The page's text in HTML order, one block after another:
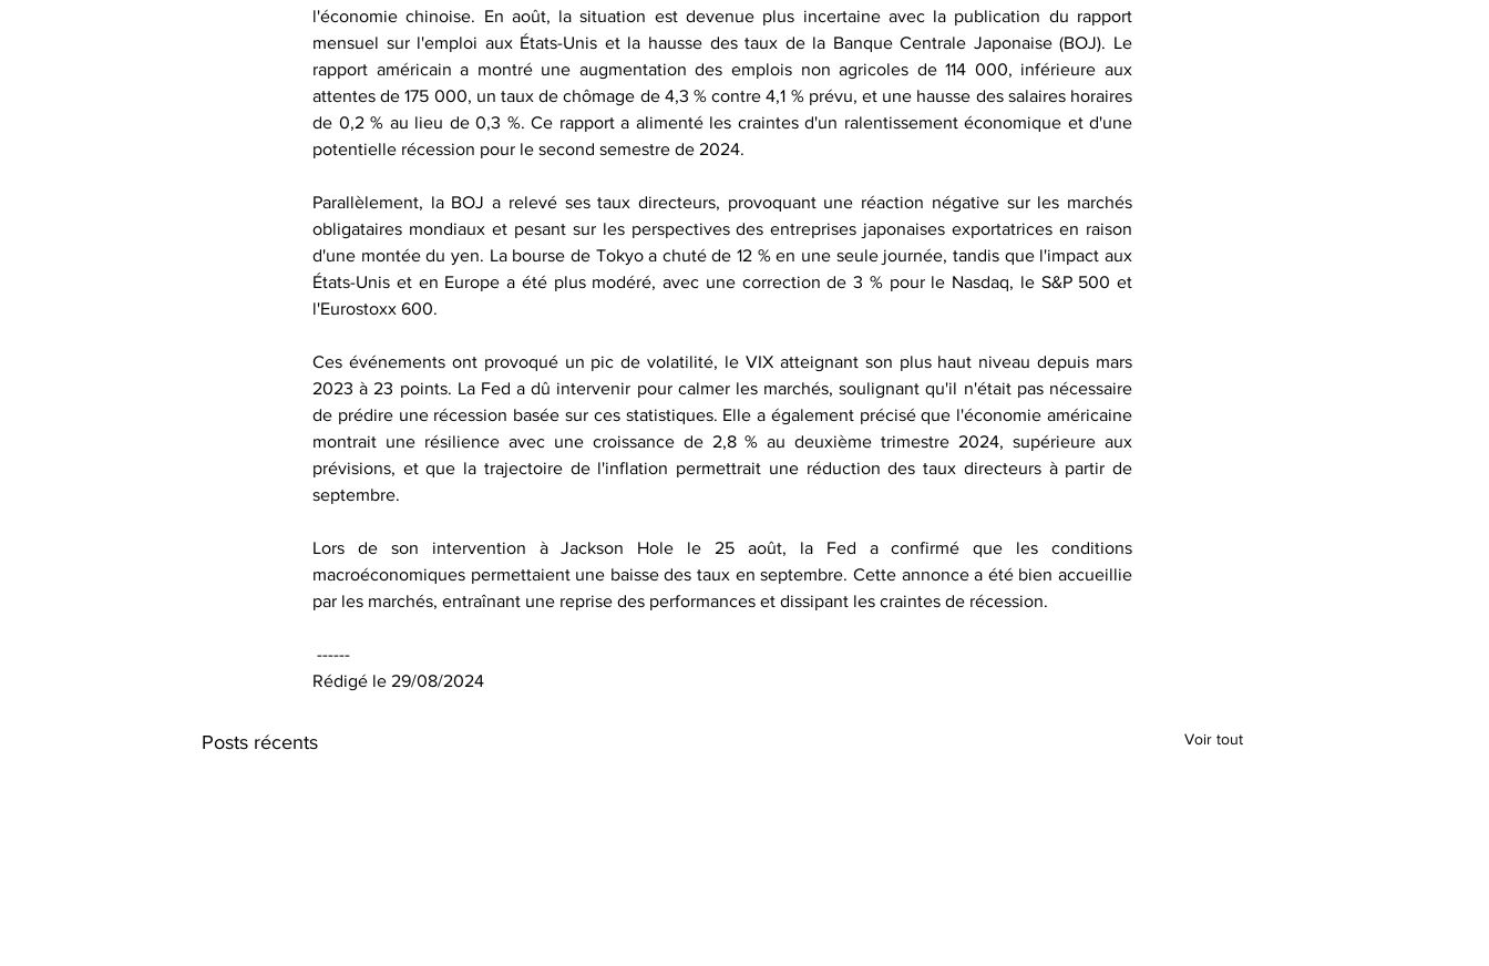
l'économie chinoise. En août, la situation est devenue plus incertaine avec la publication du rapport
mensuel sur l'emploi aux États-Unis et la hausse des taux de la Banque Centrale Japonaise (BOJ). Le
rapport américain a montré une augmentation des emplois non agricoles de 114 000, inférieure aux
attentes de 175 000, un taux de chômage de 4,3 % contre 4,1 % prévu, et une hausse des salaires horaires
de 0,2 % au lieu de 0,3 %. Ce rapport a alimenté les craintes d'un ralentissement économique et d'une
potentielle récession pour le second semestre de 2024.
Parallèlement, la BOJ a relevé ses taux directeurs, provoquant une réaction négative sur les marchés
obligataires mondiaux et pesant sur les perspectives des entreprises japonaises exportatrices en raison
d'une montée du yen. La bourse de Tokyo a chuté de 12 % en une seule journée, tandis que l'impact aux
États-Unis et en Europe a été plus modéré, avec une correction de 3 % pour le Nasdaq, le S&P 500 et
l'Eurostoxx 600.
Ces événements ont provoqué un pic de volatilité, le VIX atteignant son plus haut niveau depuis mars
2023 à 23 points. La Fed a dû intervenir pour calmer les marchés, soulignant qu'il n'était pas nécessaire
de prédire une récession basée sur ces statistiques. Elle a également précisé que l'économie américaine
montrait une résilience avec une croissance de 2,8 % au deuxième trimestre 2024, supérieure aux
prévisions, et que la trajectoire de l'inflation permettrait une réduction des taux directeurs à partir de
septembre.
Lors de son intervention à Jackson Hole le 25 août, la Fed a confirmé que les conditions
macroéconomiques permettaient une baisse des taux en septembre. Cette annonce a été bien accueillie
par les marchés, entraînant une reprise des performances et dissipant les craintes de récession.
------
Rédigé le 29/08/2024
Posts récents Voir tout